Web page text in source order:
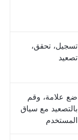
تسجيل، تحقق،
تصعيد
ضع علامة، وقم
بالتصعيد مع سياق
المستخدم